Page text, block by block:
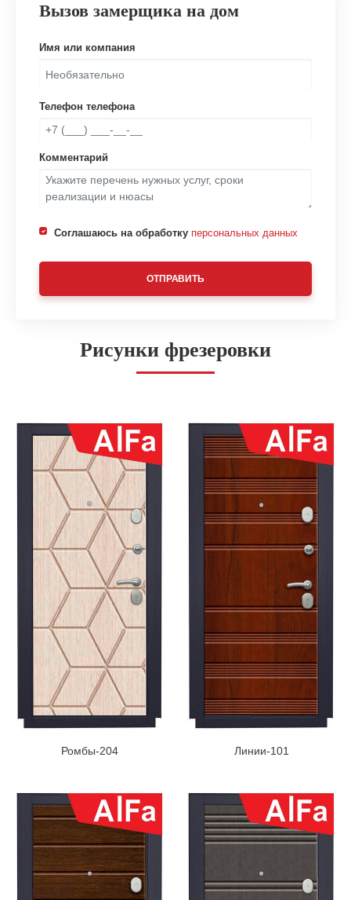
Вызов замерщика на дом
Имя или компания
Телефон телефона
Комментарий
Соглашаюсь на обработку персональных данных
ОТПРАВИТЬ
Рисунки фрезеровки
Ромбы-204 Линии-101